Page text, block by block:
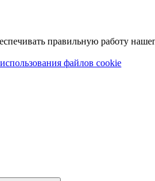
правильную работу
файлов cookie